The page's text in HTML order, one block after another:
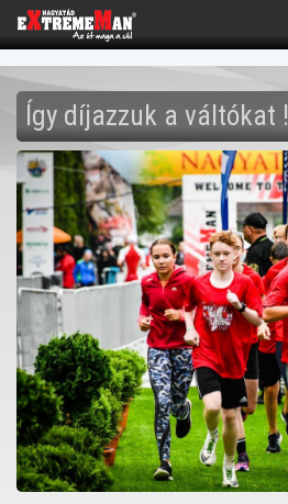
Így díjazzuk a váltókat !